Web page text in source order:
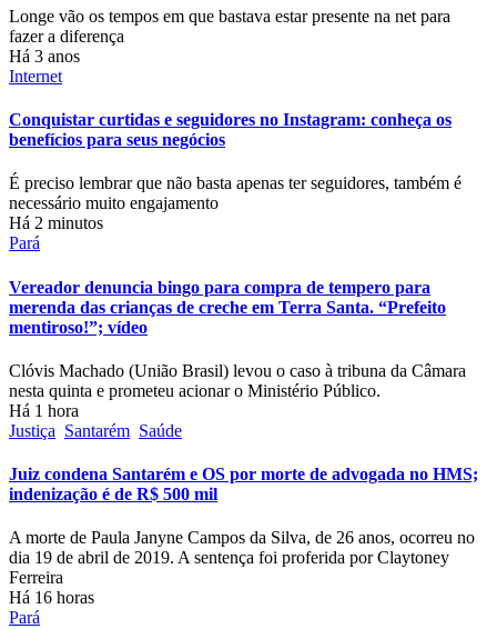
Longe vão os tempos em que bastava estar presente na net para
fazer a diferença
Há 3 anos
Internet
Conquistar curtidas e seguidores no Instagram: conheça os
benefícios para seus negócios
É preciso lembrar que não basta apenas ter seguidores, também é
necessário muito engajamento
Há 2 minutos
Pará
Vereador denuncia bingo para compra de tempero para
merenda das crianças de creche em Terra Santa. “Prefeito
mentiroso!”; vídeo
Clóvis Machado (União Brasil) levou o caso à tribuna da Câmara
nesta quinta e prometeu acionar o Ministério Público.
Há 1 hora
Justiça Santarém Saúde
Juiz condena Santarém e OS por morte de advogada no HMS;
indenização é de R$ 500 mil
A morte de Paula Janyne Campos da Silva, de 26 anos, ocorreu no
dia 19 de abril de 2019. A sentença foi proferida por Claytoney
Ferreira
Há 16 horas
Pará